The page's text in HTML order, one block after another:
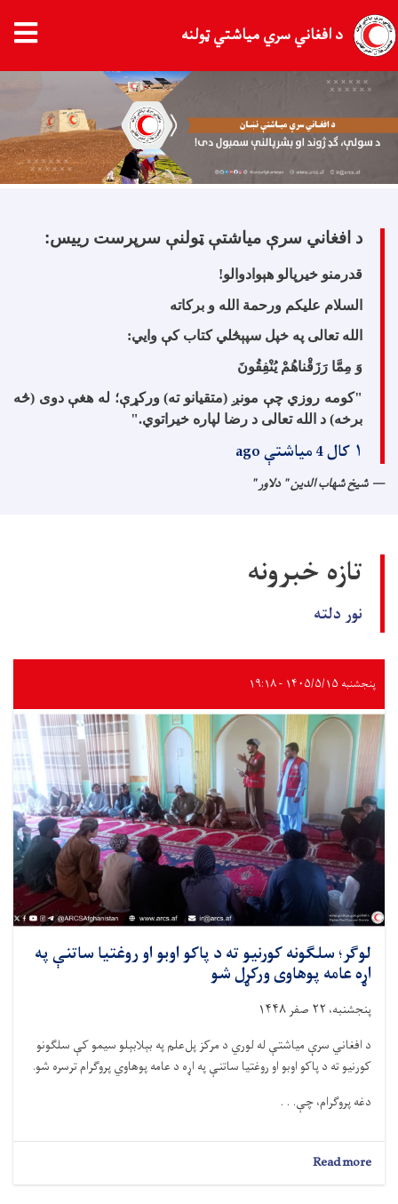
اصلي
منځپانګه
دانګل
د افغاني سري میاشتي ټولنه
د افغاني سرې مياشتې ټولنې سرپرست رییس:
قدرمنو خیرپالو هېوادوالو!
السلام علیکم ورحمة الله و برکاته
الله تعالی په خپل سپېڅلي کتاب کې وایي:
وَ مِمَّا رَزَقْناهُمْ يُنْفِقُونَ
"کومه روزي چې مونږ (متقیانو ته) ورکړې؛ له هغې دوی (څه
برخه) د الله تعالی د رضا لپاره خیراتوي".
۱ کال 4 میاشتې ago
شیخ شهاب الدین " دلاور "
تازه خبرونه
نور دلته
پنجشنبه ۱۴۰۵/۵/۱۵ - ۱۹:۱۸
لوګر؛ سلګونه کورنیو ته د پاکو اوبو او روغتیا ساتنې په
اړه عامه پوهاوی ورکړل شو
پنجشنبه، ۲۲ صفر ۱۴۴۸
د افغاني سرې میاشتې له لوري د مرکز پل‌علم په بېلابېلو سیمو کې سلګونو
کورنیو ته د پاکو اوبو او روغتیا ساتنې په اړه د عامه پوهاوي پروګرام ترسره شو.
دغه پروګرام، چې. . .
Read more
لوګر؛